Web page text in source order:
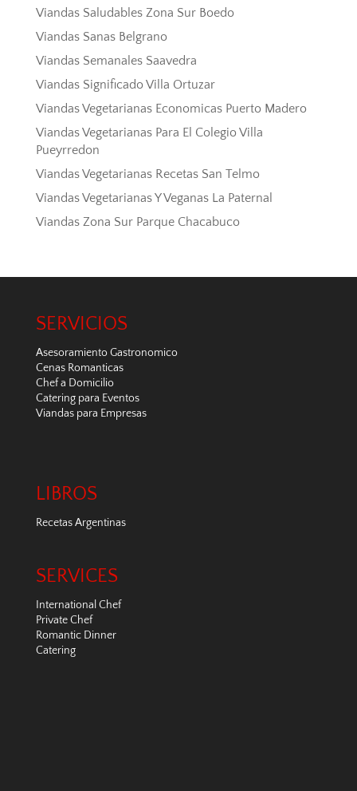
Viandas Saludables Zona Sur Boedo
Viandas Sanas Belgrano
Viandas Semanales Saavedra
Viandas Significado Villa Ortuzar
Viandas Vegetarianas Economicas Puerto Madero
Viandas Vegetarianas Para El Colegio Villa
Pueyrredon
Viandas Vegetarianas Recetas San Telmo
Viandas Vegetarianas Y Veganas La Paternal
Viandas Zona Sur Parque Chacabuco
SERVICIOS
Asesoramiento Gastronomico
Cenas Romanticas
Chef a Domicilio
Catering para Eventos
Viandas para Empresas
LIBROS
Recetas Argentinas
SERVICES
International Chef
Private Chef
Romantic Dinner
Catering